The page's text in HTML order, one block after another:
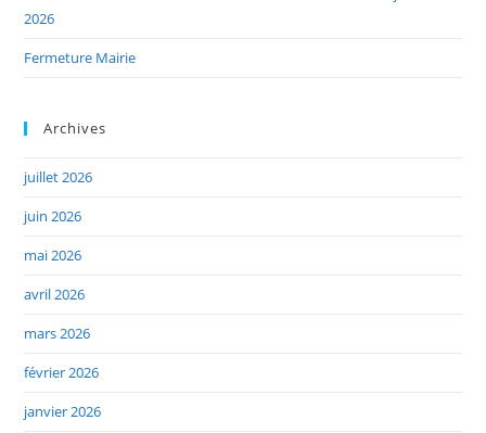
2026
Fermeture Mairie
Archives
juillet 2026
juin 2026
mai 2026
avril 2026
mars 2026
février 2026
janvier 2026